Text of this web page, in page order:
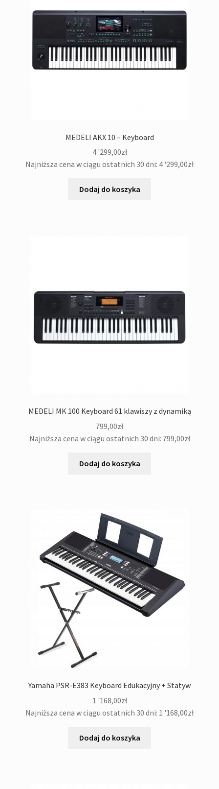
MEDELI AKX 10 – Keyboard
4 '299,00zł
Najniższa cena w ciągu ostatnich 30 dni: 4 '299,00zł
Dodaj do koszyka
MEDELI MK 100 Keyboard 61 klawiszy z dynamiką
799,00zł
Najniższa cena w ciągu ostatnich 30 dni: 799,00zł
Dodaj do koszyka
Yamaha PSR-E383 Keyboard Edukacyjny + Statyw
1 '168,00zł
Najniższa cena w ciągu ostatnich 30 dni: 1 '168,00zł
Dodaj do koszyka